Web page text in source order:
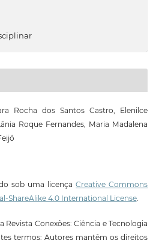
Rocha dos Santos Castro, Elenilce
Roque Fernandes, Maria Madalena
sob uma licençaCreative Commons
ShareAlike 4.0 International License.
Conexões: Ciência e Tecnologia
termos: Autores mantêm os direitos